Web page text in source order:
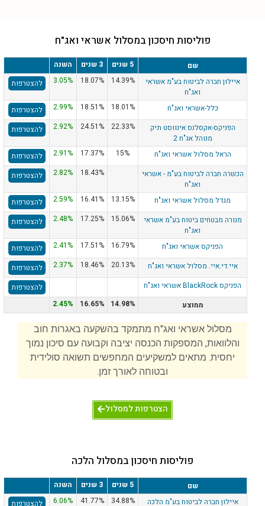
פוליסות חיסכון במסלול אשראי ואג"ח
שם 5 שנים 3 שנים
השנה
איילון חברה לביטוח בע"מ אשראי
ואג"ח
14.39%
18.07%
3.05% להצטרפות
כלל-אשראי ואג"ח 18.01%
18.51%
2.99%
להצטרפות
הפניקס-אקסלנס אינווסט תיק
מנוהל אג"ח 2
22.33%
24.51%
2.92% להצטרפות
הראל מסלול אשראי ואג"ח 15%
17.37%
2.91%
להצטרפות
הכשרה חברה לביטוח בע"מ - אשראי
ואג"ח
18.43%
2.82% להצטרפות
מגדל מסלול אשראי ואג"ח 13.15%
16.41%
2.59%
להצטרפות
מנורה מבטחים ביטוח בע"מ אשראי
ואג"ח
15.06%
17.25%
2.48% להצטרפות
הפניקס אשראי ואג"ח 16.79%
17.51%
2.41%
להצטרפות
איי.די.איי. מסלול אשראי ואג"ח
20.13%
18.46%
2.37%
להצטרפות
הפניקס BlackRock אשראי ואג"ח
להצטרפות
ממוצע
14.98%
16.65%
2.45%
מסלול אשראי ואג"ח מתמקד בהשקעה באגרות חוב
והלוואות, המספקות הכנסה יציבה וקבועה עם סיכון נמוך
יחסית. מתאים למשקיעים המחפשים תשואה סולידית
ובטוחה לאורך זמן.
הצטרפות למסלול
פוליסות חיסכון במסלול הלכה
שם 5 שנים 3 שנים
השנה
איילון חברה לביטוח בע"מ הלכה
34.88%
41.77%
6.06% להצטרפות